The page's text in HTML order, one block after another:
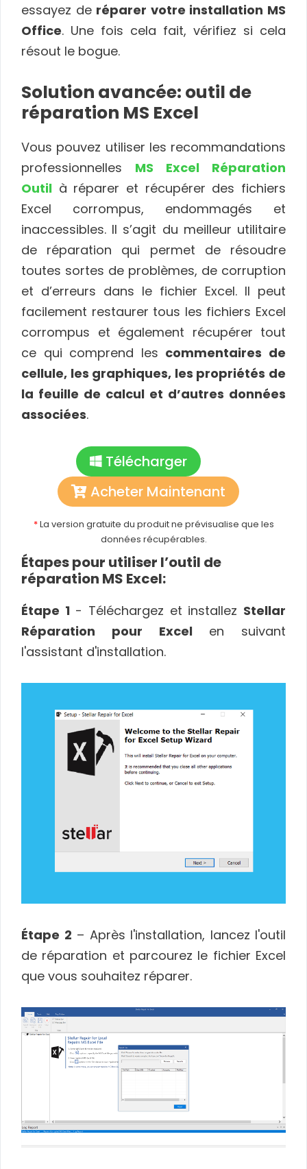
essayez de réparer votre installation MS
Office. Une fois cela fait, vérifiez si cela
résout le bogue.
Solution avancée: outil de
réparation MS Excel
Vous pouvez utiliser les recommandations
professionnelles MS Excel Réparation
Outil à réparer et récupérer des fichiers
Excel corrompus, endommagés et
inaccessibles. Il s’agit du meilleur utilitaire
de réparation qui permet de résoudre
toutes sortes de problèmes, de corruption
et d’erreurs dans le fichier Excel. Il peut
facilement restaurer tous les fichiers Excel
corrompus et également récupérer tout
ce qui comprend les commentaires de
cellule, les graphiques, les propriétés de
la feuille de calcul et d’autres données
associées.
Télécharger
Acheter Maintenant
*La version gratuite du produit ne prévisualise que les
données récupérables.
Étapes pour utiliser l’outil de
réparation MS Excel:
Étape 1- Téléchargez et installez Stellar
Réparation pour Excelen suivant
l'assistant d'installation.
Étape 2 – Après l'installation, lancez l'outil
de réparation et parcourez le fichier Excel
que vous souhaitez réparer.